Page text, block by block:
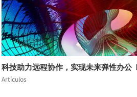
科技助力远程协作，实现未来弹性办公
Artículos